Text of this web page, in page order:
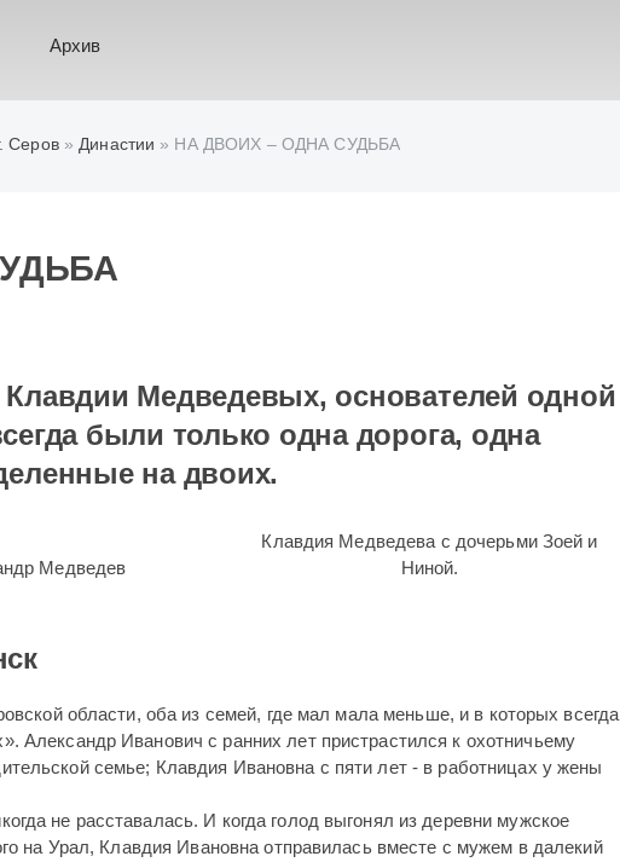
Архив
Серов»Династии » НА ДВОИХ – ОДНА СУДЬБА
Клавдии Медведевых, основателей одной
были только одна дорога, одна
на двоих.
Медведев
Клавдия Медведева с дочерьми Зоей и
Ниной.
области, оба из семей, где мал мала меньше, и в которых всегда
Александр Иванович с ранних лет пристрастился к охотничьему
семье; Клавдия Ивановна с пяти лет - в работницах у жены
не расставалась. И когда голод выгонял из деревни мужское
на Урал, Клавдия Ивановна отправилась вместе с мужем в далекий